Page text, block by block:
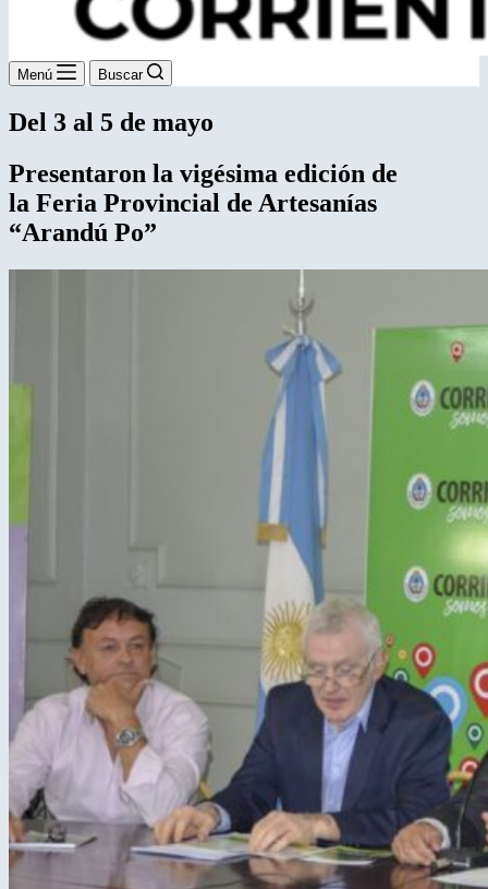
Menú Buscar
Del 3 al 5 de mayo
Presentaron la vigésima edición de
la Feria Provincial de Artesanías
“Arandú Po”